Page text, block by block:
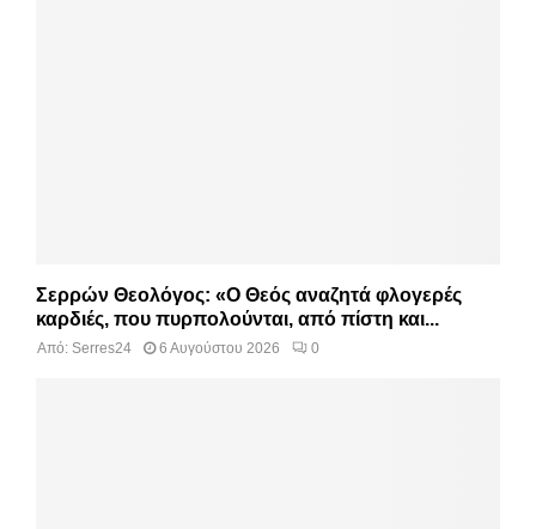
Σερρών Θεολόγος: «Ο Θεός αναζητά φλογερές
καρδιές, που πυρπολούνται, από πίστη και...
Από: Serres24 6 Αυγούστου 2026 0